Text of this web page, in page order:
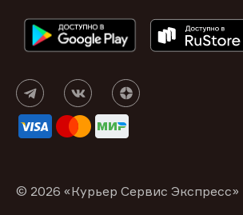
© 2026 «Курьер Сервис Экспресс»